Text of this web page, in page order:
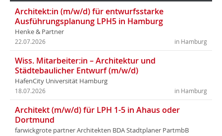
Architekt:in (m/w/d) für entwurfsstarke
Ausführungsplanung LPH5 in Hamburg
Henke & Partner
in Hamburg
22.07.2026
Wiss. Mitarbeiter:in – Architektur und
Städtebaulicher Entwurf (m/w/d)
HafenCity Universität Hamburg
in Hamburg
18.07.2026
Architekt (m/w/d) für LPH 1-5 in Ahaus oder
Dortmund
farwickgrote partner Architekten BDA Stadtplaner PartmbB